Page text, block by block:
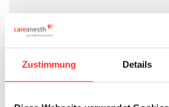
Zustimmung Details
Mobilenummer
E-Mail